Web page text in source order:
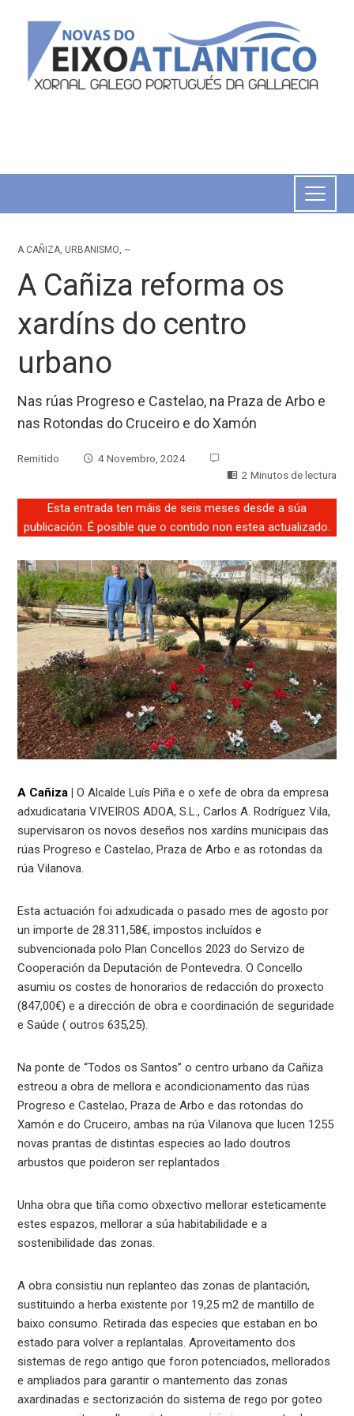
A CAÑIZA, URBANISMO, ~
A Cañiza reforma os
xardíns do centro
urbano
Nas rúas Progreso e Castelao, na Praza de Arbo e
nas Rotondas do Cruceiro e do Xamón
Remitido
4 Novembro, 2024
2 Minutos de lectura
Esta entrada ten máis de seis meses desde a súa
publicación. É posible que o contido non estea actualizado.
A Cañiza | O Alcalde Luís Piña e o xefe de obra da empresa
adxudicataria VIVEIROS ADOA, S.L., Carlos A. Rodríguez Vila,
supervisaron os novos deseños nos xardíns municipais das
rúas Progreso e Castelao, Praza de Arbo e as rotondas da
rúa Vilanova.
Esta actuación foi adxudicada o pasado mes de agosto por
un importe de 28.311,58€, impostos incluídos e
subvencionada polo Plan Concellos 2023 do Servizo de
Cooperación da Deputación de Pontevedra. O Concello
asumiu os costes de honorarios de redacción do proxecto
(847,00€) e a dirección de obra e coordinación de seguridade
e Saúde ( outros 635,25).
Na ponte de “Todos os Santos” o centro urbano da Cañiza
estreou a obra de mellora e acondicionamento das rúas
Progreso e Castelao, Praza de Arbo e das rotondas do
Xamón e do Cruceiro, ambas na rúa Vilanova que lucen 1255
novas prantas de distintas especies ao lado doutros
arbustos que poideron ser replantados .
Unha obra que tiña como obxectivo mellorar esteticamente
estes espazos, mellorar a súa habitabilidade e a
sostenibilidade das zonas.
A obra consistiu nun replanteo das zonas de plantación,
sustituindo a herba existente por 19,25 m2 de mantillo de
baixo consumo. Retirada das especies que estaban en bo
estado para volver a replantalas. Aproveitamento dos
sistemas de rego antigo que foron potenciados, mellorados
e ampliados para garantir o mantemento das zonas
axardinadas e sectorización do sistema de rego por goteo